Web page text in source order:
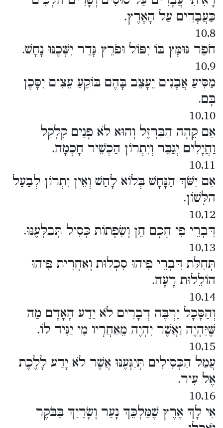
כַּעֲבָדִים עַל הָאָרֶץ.
10,8
חֹפֵר גּוּמָּץ בּוֹ יִפּוֹל וּפֹרֵץ גָּדֵר יִשְּׁכֶנּוּ נָחָשׁ.
10,9
מַסִּיעַ אֲבָנִים יֵעָצֵב בָּהֶם בּוֹקֵעַ עֵצִים יִסָּכֶן
בָּם.
10,10
אִם קֵהָה הַבַּרְזֶל וְהוּא לֹא פָנִים קִלְקַל
וַחֲיָלִים יְגַבֵּר וְיִתְרוֹן הַכְשֵׁיר חָכְמָה.
10,11
אִם יִשֹּׁךְ הַנָּחָשׁ בְּלוֹא לָחַשׁ וְאֵין יִתְרוֹן לְבַעַל
הַלָּשׁוֹן.
10,12
דִּבְרֵי פִי חָכָם חֵן וְשִׂפְתוֹת כְּסִיל תְּבַלְּעֶנּוּ.
10,13
תְּחִלַּת דִּבְרֵי פִיהוּ סִכְלוּת וְאַחֲרִית פִּיהוּ
הוֹלֵלוּת רָעָה.
10,14
וְהַסָּכָל יַרְבֶּה דְבָרִים לֹא יֵדַע הָאָדָם מַה
שֶּׁיִּהְיֶה וַאֲשֶׁר יִהְיֶה מֵאַחֲרָיו מִי יַגִּיד לוֹ.
10,15
עֲמַל הַכְּסִילִים תְּיַגְּעֶנּוּ אֲשֶׁר לֹא יָדַע לָלֶכֶת
אֶל עִיר.
10,16
אִי לָךְ אֶרֶץ שֶׁמַּלְכֵּךְ נָעַר וְשָׂרַיִךְ בַּבֹּקֶר